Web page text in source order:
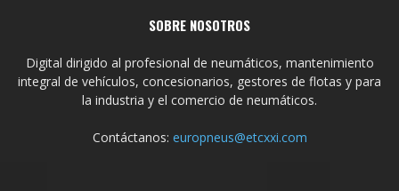
SOBRE NOSOTROS
Digital dirigido al profesional de neumáticos, mantenimiento
integral de vehículos, concesionarios, gestores de flotas y para
la industria y el comercio de neumáticos.
Contáctanos: europneus@etcxxi.com